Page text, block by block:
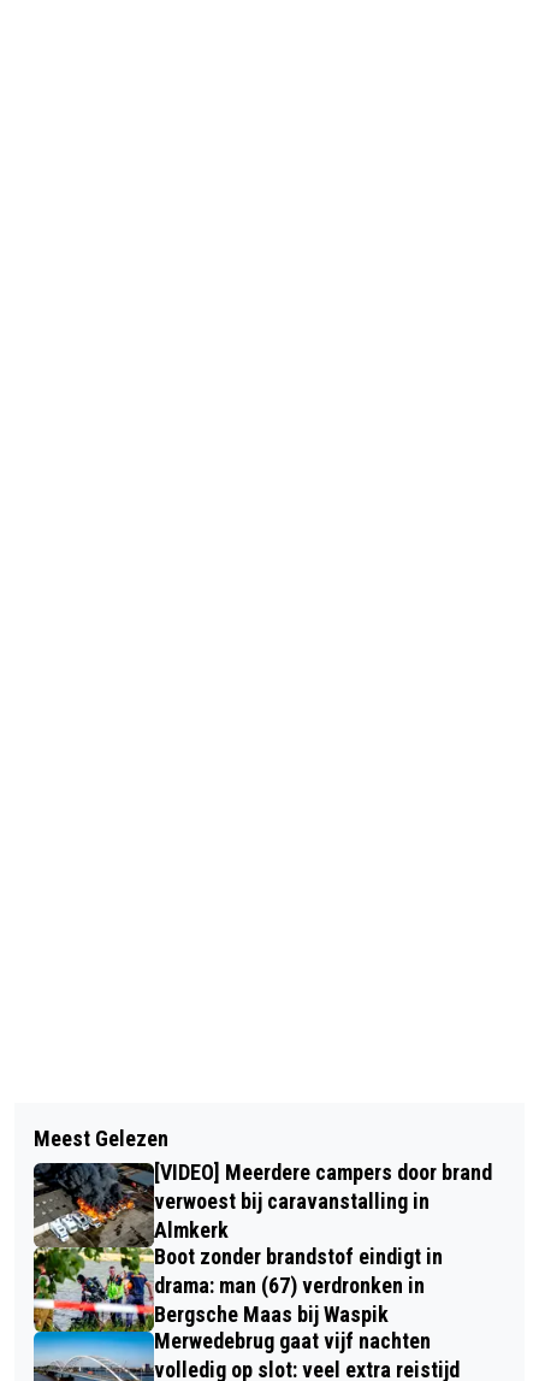
BURGEMEESTER THEO WETERINGS
NEEMT AFSCHEID VAN TILBURG:
‘BURGEMEESTERSCHAP WERD TE
INTENS’
MAN (30) OPGEPAKT NA
MASTURBEREN BIJ EINDHOVENSE
SPEELTUIN
Meest Gelezen
[VIDEO] Meerdere campers door brand
verwoest bij caravanstalling in
Almkerk
Boot zonder brandstof eindigt in
drama: man (67) verdronken in
Bergsche Maas bij Waspik
Merwedebrug gaat vijf nachten
volledig op slot: veel extra reistijd